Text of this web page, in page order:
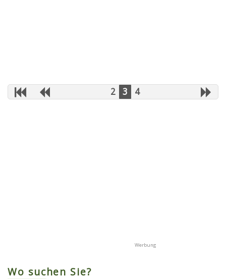
2 3 4
Wo suchen Sie?